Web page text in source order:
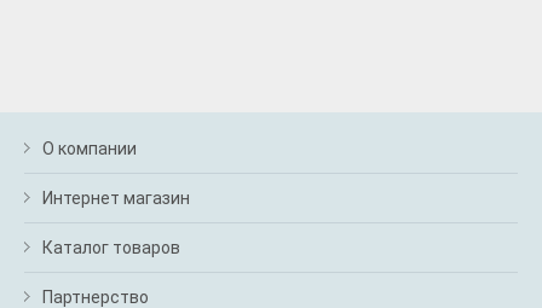
О компании
Интернет магазин
Каталог товаров
Партнерство